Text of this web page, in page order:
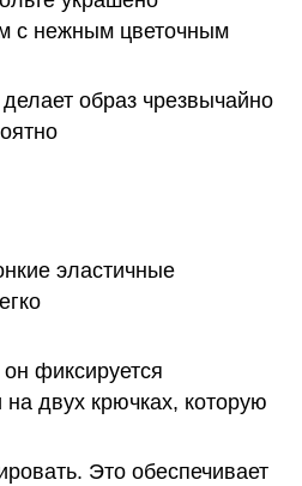
с нежным цветочным
образ чрезвычайно
эластичные
фиксируется
двух крючках, которую
Это обеспечивает